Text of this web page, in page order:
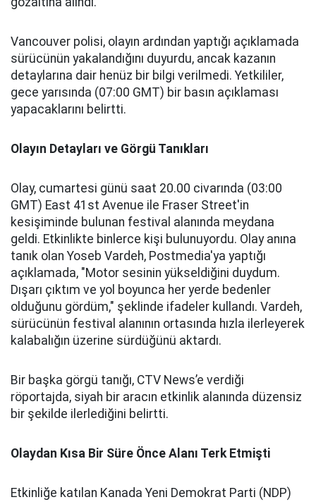
Vancouver polisi, olayın ardından yaptığı açıklamada
sürücünün yakalandığını duyurdu, ancak kazanın
detaylarına dair henüz bir bilgi verilmedi. Yetkililer,
gece yarısında (07:00 GMT) bir basın açıklaması
yapacaklarını belirtti.
Olayın Detayları ve Görgü Tanıkları
Olay, cumartesi günü saat 20.00 civarında (03:00
GMT) East 41st Avenue ile Fraser Street'in
kesişiminde bulunan festival alanında meydana
geldi. Etkinlikte binlerce kişi bulunuyordu. Olay anına
tanık olan Yoseb Vardeh, Postmedia'ya yaptığı
açıklamada, "Motor sesinin yükseldiğini duydum.
Dışarı çıktım ve yol boyunca her yerde bedenler
olduğunu gördüm," şeklinde ifadeler kullandı. Vardeh,
sürücünün festival alanının ortasında hızla ilerleyerek
kalabalığın üzerine sürdüğünü aktardı.
Bir başka görgü tanığı, CTV News’e verdiği
röportajda, siyah bir aracın etkinlik alanında düzensiz
bir şekilde ilerlediğini belirtti.
Olaydan Kısa Bir Süre Önce Alanı Terk Etmişti
Etkinliğe katılan Kanada Yeni Demokrat Parti (NDP)